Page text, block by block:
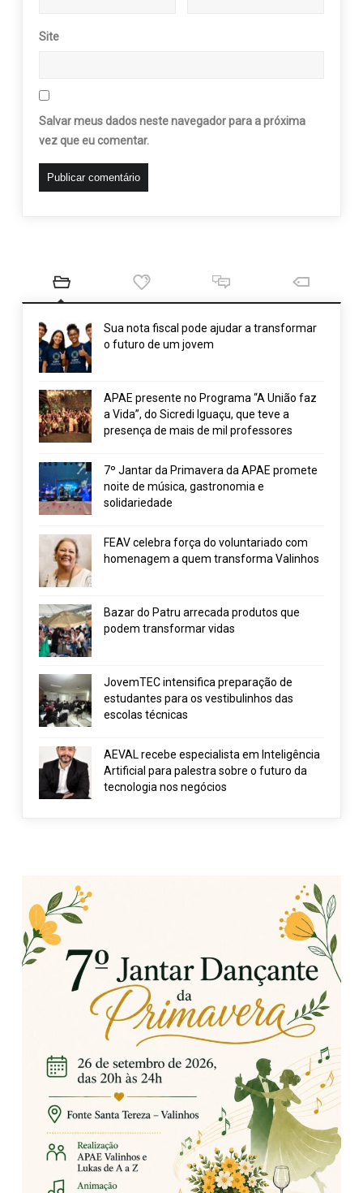
Site
Salvar meus dados neste navegador para a próxima
vez que eu comentar.
Sua nota fiscal pode ajudar a transformar
o futuro de um jovem
APAE presente no Programa “A União faz
a Vida”, do Sicredi Iguaçu, que teve a
presença de mais de mil professores
7º Jantar da Primavera da APAE promete
noite de música, gastronomia e
solidariedade
FEAV celebra força do voluntariado com
homenagem a quem transforma Valinhos
Bazar do Patru arrecada produtos que
podem transformar vidas
JovemTEC intensifica preparação de
estudantes para os vestibulinhos das
escolas técnicas
AEVAL recebe especialista em Inteligência
Artificial para palestra sobre o futuro da
tecnologia nos negócios